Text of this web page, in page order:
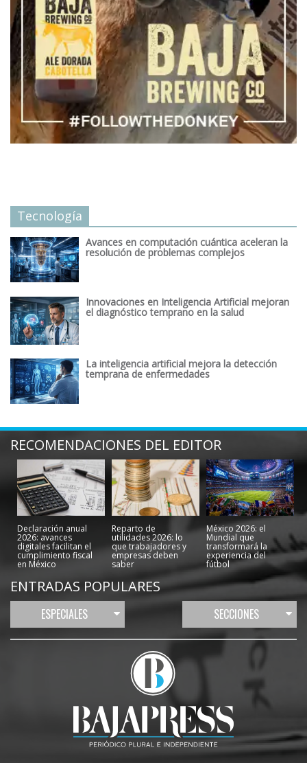
Tecnología
Avances en computación cuántica aceleran la
resolución de problemas complejos
Innovaciones en Inteligencia Artificial mejoran
el diagnóstico temprano en la salud
La inteligencia artificial mejora la detección
temprana de enfermedades
RECOMENDACIONES DEL EDITOR
Declaración anual
2026: avances
digitales facilitan el
cumplimiento fiscal
en México
Reparto de
utilidades 2026: lo
que trabajadores y
empresas deben
saber
México 2026: el
Mundial que
transformará la
experiencia del
fútbol
ENTRADAS POPULARES
ESPECIALES SECCIONES